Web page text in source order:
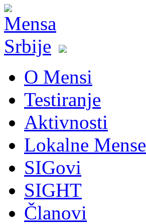
O Mensi
Testiranje
Aktivnosti
Lokalne Mense
SIGovi
SIGHT
Članovi